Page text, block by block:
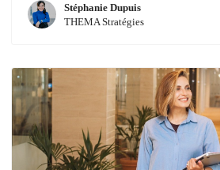
Stéphanie Dupuis
THEMA Stratégies